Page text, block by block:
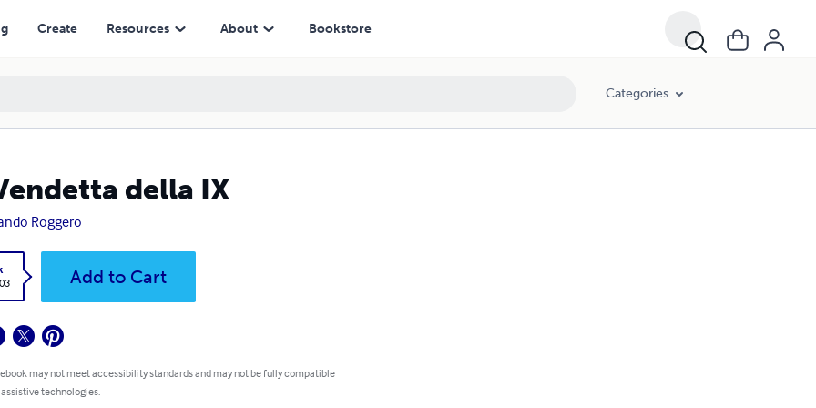
Create Resources About Bookstore
Categories
della IX
Roggero
Add to Cart
may not meet accessibility standards and may not be fully compatible
technologies.